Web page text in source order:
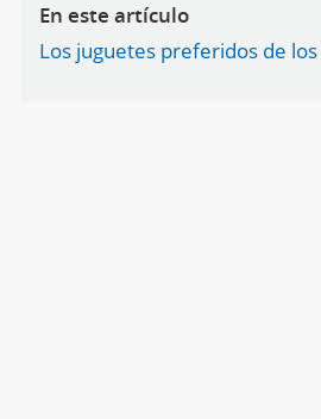
En este artículo
Los juguetes preferidos de